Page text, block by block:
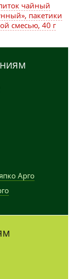
чайный
пакетики
смесью, 40 г
Арго